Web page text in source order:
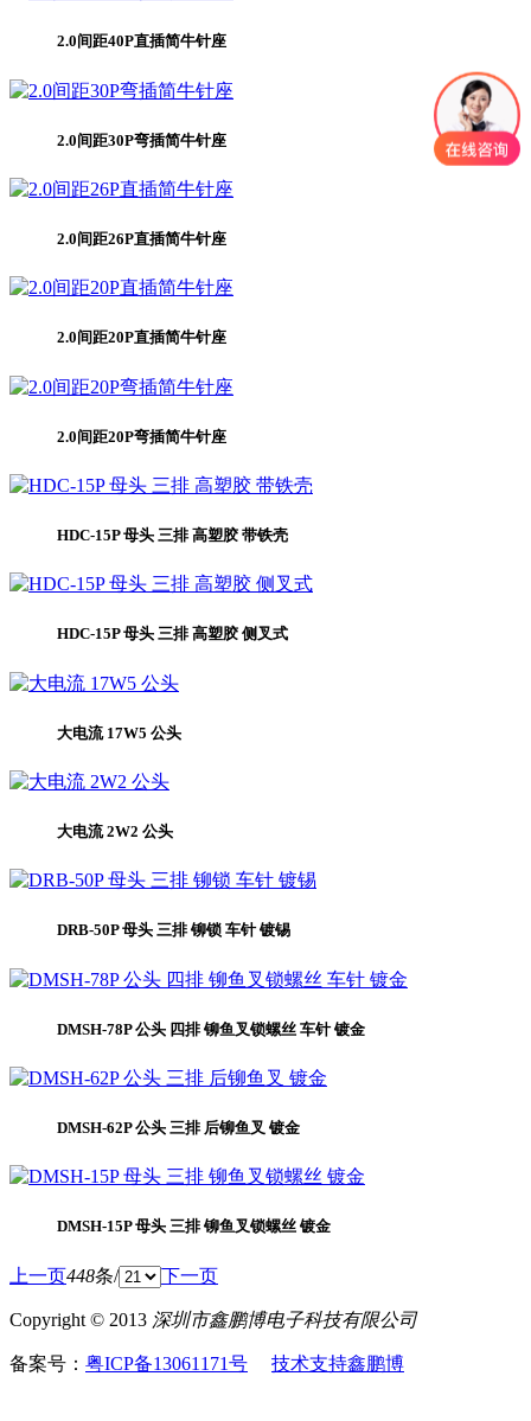
2.0间距40P直插简牛针座
2.0间距30P弯插简牛针座
2.0间距26P直插简牛针座
2.0间距20P直插简牛针座
2.0间距20P弯插简牛针座
HDC-15P 母头 三排 高塑胶 带铁壳
HDC-15P 母头 三排 高塑胶 侧叉式
大电流 17W5 公头
大电流 2W2 公头
DRB-50P 母头 三排 铆锁 车针 镀锡
DMSH-78P 公头 四排 铆鱼叉锁螺丝 车针 镀金
DMSH-62P 公头 三排 后铆鱼叉 镀金
DMSH-15P 母头 三排 铆鱼叉锁螺丝 镀金
上一页448条/ 下一页
Copyright © 2013 深圳市鑫鹏博电子科技有限公司
备案号： 粤ICP备13061171号 技术支持鑫鹏博